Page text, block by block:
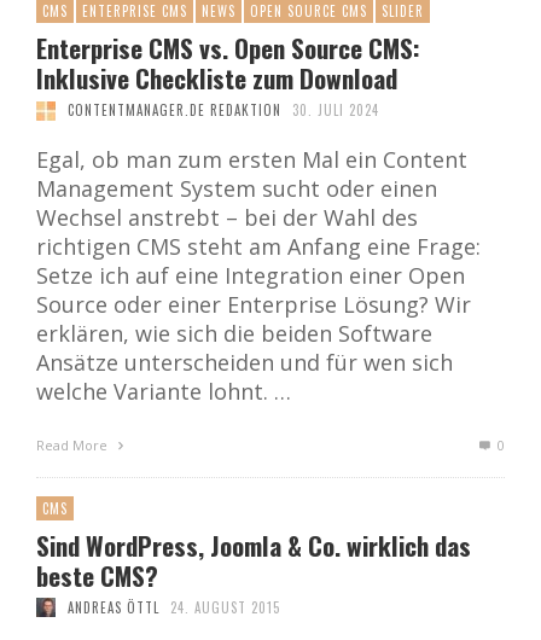
CMS ENTERPRISE CMS NEWS OPEN SOURCE CMS SLIDER
Enterprise CMS vs. Open Source CMS:
Inklusive Checkliste zum Download
CONTENTMANAGER.DE REDAKTION 30. JULI 2024
Egal, ob man zum ersten Mal ein Content
Management System sucht oder einen
Wechsel anstrebt – bei der Wahl des
richtigen CMS steht am Anfang eine Frage:
Setze ich auf eine Integration einer Open
Source oder einer Enterprise Lösung? Wir
erklären, wie sich die beiden Software
Ansätze unterscheiden und für wen sich
welche Variante lohnt. …
Read More 0
CMS
Sind WordPress, Joomla & Co. wirklich das
beste CMS?
ANDREAS ÖTTL 24. AUGUST 2015